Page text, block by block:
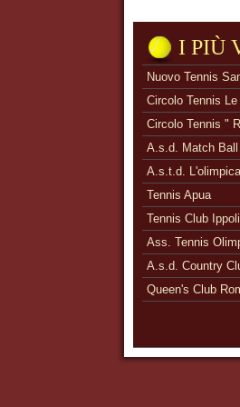
I PIÙ
Nuovo Tennis
Circolo Tennis
Circolo Tennis "
A.s.d. Match Ball
A.s.t.d. L'olimpica
Tennis Apua
Tennis Club
Ass. Tennis
A.s.d. Country
Queen's Club